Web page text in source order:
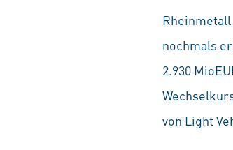
nochmals
2.930
von Light